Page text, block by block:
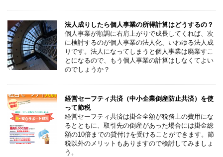
法人成りしたら個人事業の所得計算はどうするの？
個人事業が順調に右肩上がりで成長してくれば、次
に検討するのが個人事業の法人化、いわゆる法人成
りです。法人になってしまうと個人事業は廃業すこ
とになるので、もう個人事業の計算はしなくてよい
のでしょうか？
経営セーフティ共済（中小企業倒産防止共済）を使
って節税
経営セーフティ共済は掛金全額が税務上の費用にな
るとともに、取引先の倒産があった場合には掛金総
額の10倍までの貸付けを受けることができます。節
税以外のメリットもありますので検討してみましょ
う。